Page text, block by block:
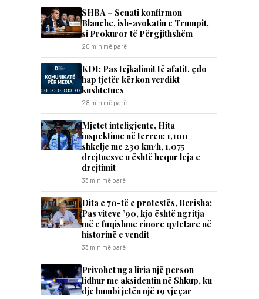
SHBA – Senati konfirmon
Blanche, ish-avokatin e Trumpit,
si Prokuror të Përgjithshëm
20 min më parë
KDI: Pas tejkalimit të afatit, çdo
hap tjetër kërkon verdikt
kushtetues
28 min më parë
Mjetet inteligjente, Hita
inspektime në terren: 1,100
shkelje me 230 km/h, 1,075
drejtuesve u është hequr leja e
drejtimit
33 min më parë
Dita e 70-të e protestës, Berisha:
Pas viteve ’90, kjo është ngritja
më e fuqishme rinore qytetare në
historinë e vendit
33 min më parë
Privohet nga liria një person
lidhur me aksidentin në Shkup, ku
dje humbi jetën një 19 vjeçar